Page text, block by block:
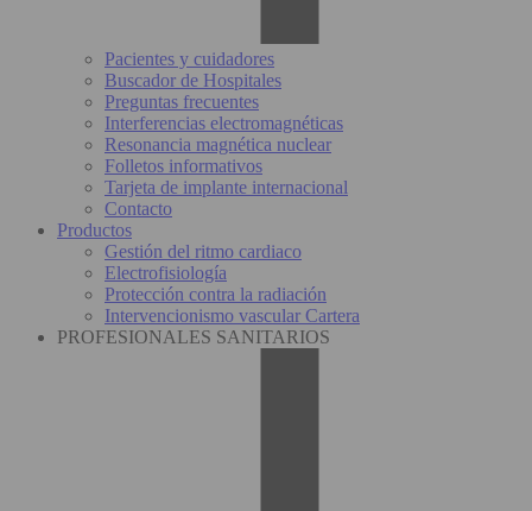
Pacientes y cuidadores
Buscador de Hospitales
Preguntas frecuentes
Interferencias electromagnéticas
Resonancia magnética nuclear
Folletos informativos
Tarjeta de implante internacional
Contacto
Productos
Gestión del ritmo cardiaco
Electrofisiología
Protección contra la radiación
Intervencionismo vascular Cartera
PROFESIONALES SANITARIOS